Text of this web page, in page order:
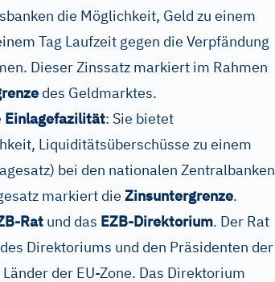
die Möglichkeit, Geld zu einem
Tag Laufzeit gegen die Verpfändung
Dieser Zinssatz markiert im Rahmen
des Geldmarktes.
Einlagefazilität: Sie bietet
Liquiditätsüberschüsse zu einem
bei den nationalen Zentralbanken
markiert die Zinsuntergrenze.
Rat und das EZB-Direktorium. Der Rat
Direktoriums und den Präsidenten der
der EU-Zone. Das Direktorium